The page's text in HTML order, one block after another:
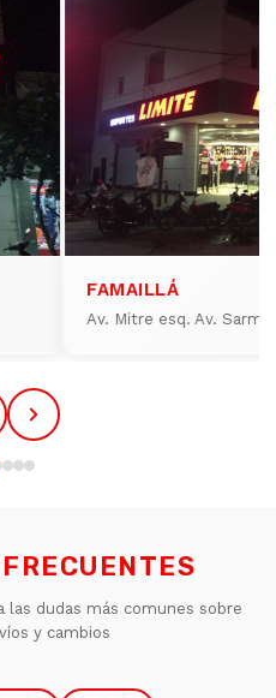
FAMAILLÁ
Av. Mitre esq. Av.
las dudas más comunes sobre
y cambios